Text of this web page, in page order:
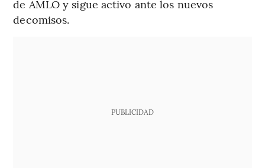
de AMLO y sigue activo ante los nuevos
decomisos.
PUBLICIDAD